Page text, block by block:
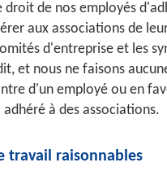
droit de nos employés
aux associations de
d'entreprise et les
et nous ne faisons
d'un employé ou en
à des associations.
travail raisonnables